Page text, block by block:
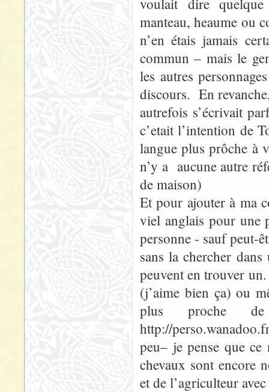
voulait dire
manteau, heaume ou
n’en étais jamais
commun – mais le
les autres
discours. En
autrefois s’écrivait
c’etait l’intention de
langue plus prôche à
n’y a aucune autre
de maison)
Et pour ajouter à ma
viel anglais pour une
personne - sauf peut-
sans la chercher
peuvent en trouver
(j’aime bien ça) ou
plus proche
http://
peu– je pense que
chevaux sont encore
et de l’agriculteur